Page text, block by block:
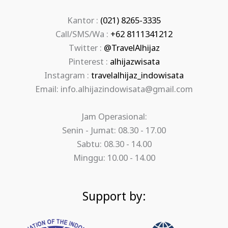
Kantor : (021) 8265-3335
Call/SMS/Wa : +62 8111341212
Twitter : @TravelAlhijaz
Pinterest : alhijazwisata
Instagram : travelalhijaz_indowisata
Email: info.alhijazindowisata@gmail.com
Jam Operasional:
Senin - Jumat: 08.30 - 17.00
Sabtu: 08.30 - 14.00
Minggu: 10.00 - 14.00
Support by: